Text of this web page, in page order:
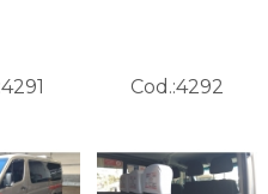
4291 Cod.:4292